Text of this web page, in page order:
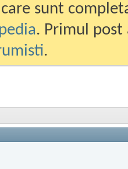
sunt
. Primul
.